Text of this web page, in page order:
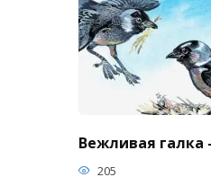
Вежливая
205